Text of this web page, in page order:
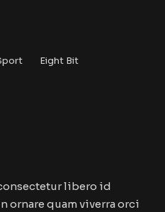
Eight Bit
libero id
ornare quam viverra orci